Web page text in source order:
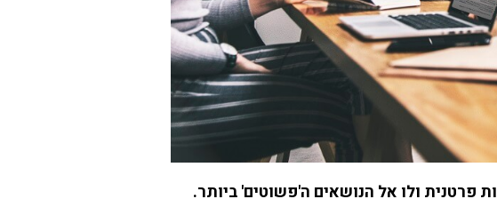
פרטנית ולו אל הנושאים ה'פשוטים' ביותר.